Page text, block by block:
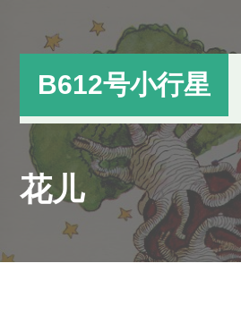
B612号小行星
花儿